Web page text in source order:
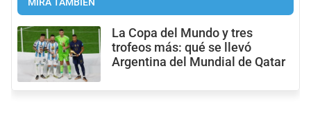
MIRÁ TAMBIÉN
La Copa del Mundo y tres
trofeos más: qué se llevó
Argentina del Mundial de Qatar